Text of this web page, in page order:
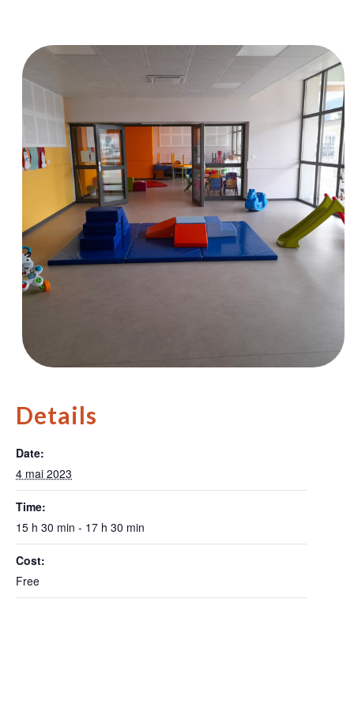
Details
Date:
4 mai 2023
Time:
15 h 30 min - 17 h 30 min
Cost:
Free